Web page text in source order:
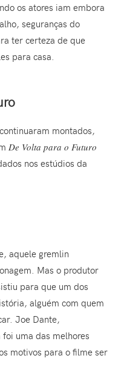
os atores iam embora
seguranças do
ter certeza de que
para casa.
montados,
De Volta para o Futuro
nos estúdios da
aquele gremlin
Mas o produtor
para que um dos
alguém com quem
Joe Dante,
uma das melhores
motivos para o filme ser